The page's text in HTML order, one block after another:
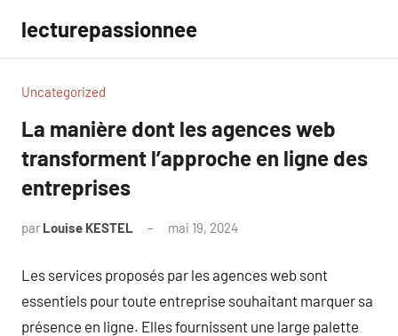
contenu
lecturepassionnee
Uncategorized
La manière dont les agences web
transforment l’approche en ligne des
entreprises
par Louise KESTEL mai 19, 2024
Les services proposés par les agences web sont
essentiels pour toute entreprise souhaitant marquer sa
présence en ligne. Elles fournissent une large palette